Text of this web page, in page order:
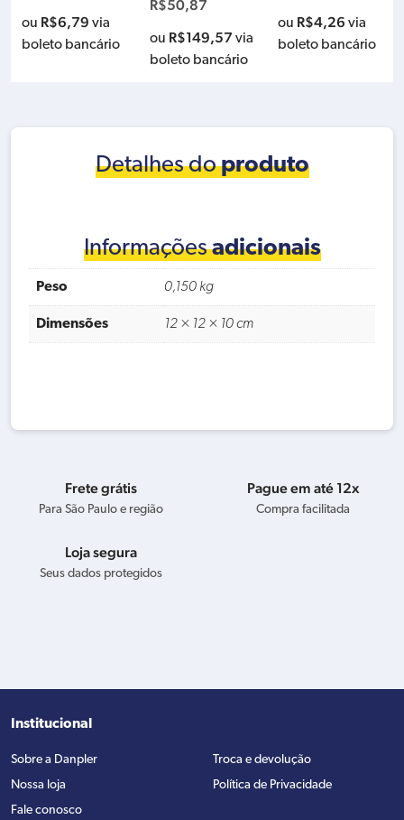
ou R$6,79 via
boleto bancário
R$50,87
ou R$149,57 via
boleto bancário
ou R$4,26 via
boleto bancário
Detalhes doproduto
Informaçõesadicionais
Peso 0,150 kg
Dimensões 12 × 12 × 10 cm
Frete grátis
Para São Paulo e região
Pague em até 12x
Compra facilitada
Loja segura
Seus dados protegidos
Institucional
Sobre a Danpler
Nossa loja
Fale conosco
Troca e devolução
Política de Privacidade